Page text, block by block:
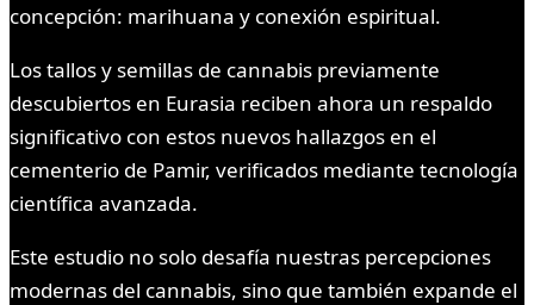
concepción: marihuana y conexión espiritual.
Los tallos y semillas de cannabis previamente
descubiertos en Eurasia reciben ahora un respaldo
significativo con estos nuevos hallazgos en el
cementerio de Pamir, verificados mediante tecnología
científica avanzada.
Este estudio no solo desafía nuestras percepciones
modernas del cannabis, sino que también expande el